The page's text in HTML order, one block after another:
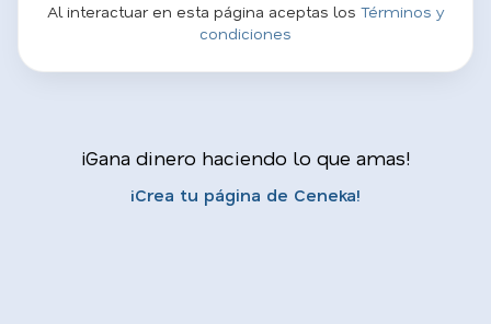
Al interactuar en esta página aceptas los Términos y
condiciones
¡Gana dinero haciendo lo que amas!
¡Crea tu página de Ceneka!